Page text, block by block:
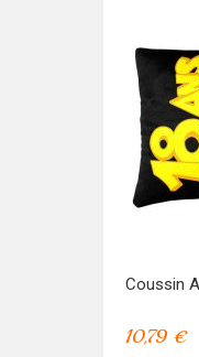
Coussin
10,79 €